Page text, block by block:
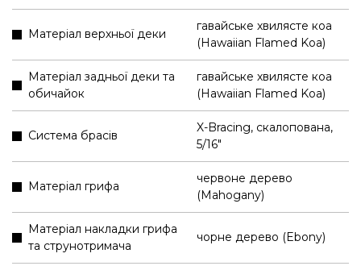
Матеріал верхньої деки
гавайське хвилясте коа
(Hawaiian Flamed Koa)
Матеріал задньої деки та
обичайок
гавайське хвилясте коа
(Hawaiian Flamed Koa)
Система брасів
X-Bracing, скалопована,
5/16"
Матеріал грифа
червоне дерево
(Mahogany)
Матеріал накладки грифа
та струнотримача
чорне дерево (Ebony)